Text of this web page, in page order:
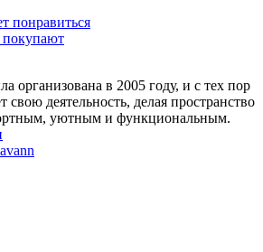
понравиться
организована в 2005 году, и с тех пор
свою деятельность, делая пространство
уютным и функциональным.